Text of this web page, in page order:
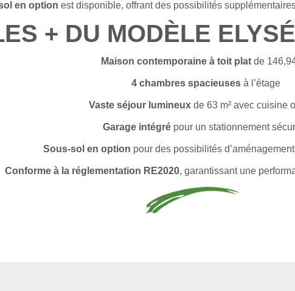
en option est disponible, offrant des possibilités
+ DU MODÈLE
Maison contemporaine à toit plat de
4 chambres spacieusesà l’étage
Vaste séjour lumineux de 63 m² avec cuisine
Garage intégré pour un stationnement
Sous-sol en option pour des possibilités
Conforme à la réglementation RE2020, garantissant une